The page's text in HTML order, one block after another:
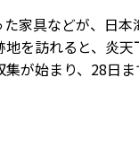
家具などが、日
を訪れると、炎
が始まり、28日ま